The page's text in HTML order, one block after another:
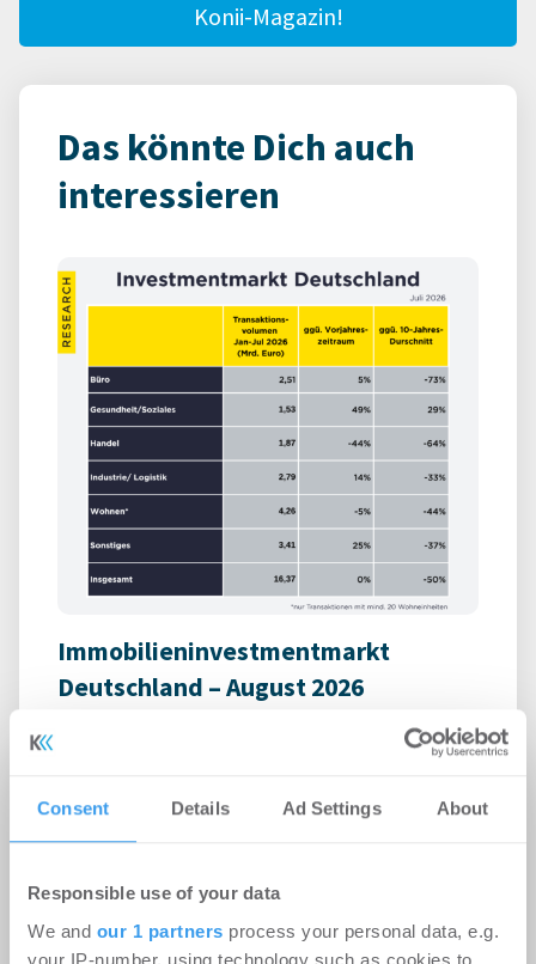
Consent Details Ad Settings About
Responsible use of your data
We and our 1 partners process your personal data, e.g.
your IP-number, using technology such as cookies to
Konii-Magazin!
Das könnte Dich auch
interessieren
Immobilieninvestmentmarkt
Deutschland – August 2026
registriert, erstellen Sie sich jetzt Ihren
kostenlosen Account, um auf die neusten ...